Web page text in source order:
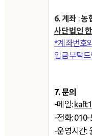
6. 계좌 :농
사단법인
*계좌번호
입금부탁
7.문의
-메일:
-전화:
-운영시간: